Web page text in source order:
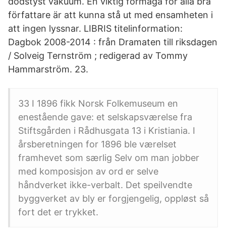
författare är att kunna stå ut med ensamheten i
att ingen lyssnar. LIBRIS titelinformation:
Dagbok 2008-2014 : från Dramaten till riksdagen
/ Solveig Ternström ; redigerad av Tommy
Hammarström. 23.
33 I 1896 fikk Norsk Folkemuseum en
enestående gave: et selskapsværelse fra
Stiftsgården i Rådhusgata 13 i Kristiania. I
årsberetningen for 1896 ble værelset
framhevet som særlig Selv om man jobber
med komposisjon av ord er selve
håndverket ikke-verbalt. Det speilvendte
byggverket av bly er forgjengelig, oppløst så
fort det er trykket.